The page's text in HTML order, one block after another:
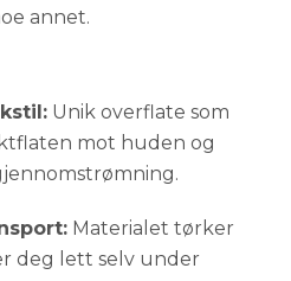
annet.
Unik overflate som
mot huden og
Materialet tørker
deg lett selv under